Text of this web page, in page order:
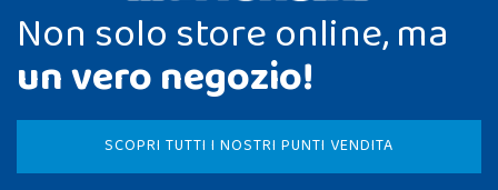
Non solo store online, ma
un vero negozio!
SCOPRI TUTTI I NOSTRI PUNTI VENDITA